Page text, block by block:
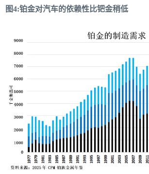
图4:铂金对汽车的依赖性比钯金稍低